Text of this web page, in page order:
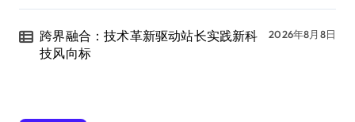
跨界融合：技术革新驱动站长实践新科
技风向标
2026年8月8日